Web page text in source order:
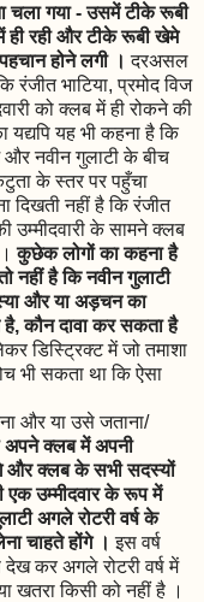
चला गया - उसमें टीके रूबी
ही रही और टीके रूबी खेमे
पहचान होने लगी ।दरअसल
भाटिया, प्रमोद विज
को क्लब में ही रोकने की
यह भी कहना है कि
और नवीन गुलाटी के बीच
के स्तर पर पहुँचा
दिखती नहीं है कि रंजीत
उम्मीदवारी के सामने क्लब
।कुछेक लोगों का कहना है
नहीं है कि नवीन गुलाटी
और या अड़चन का
है, कौन दावा कर सकता है
डिस्ट्रिक्ट में जो तमाशा
भी सकता था कि ऐसा
और या उसे जताना/
अपने क्लब में अपनी
और क्लब के सभी सदस्यों
एक उम्मीदवार के रूप में
अगले रोटरी वर्ष के
चाहते होंगे । इस वर्ष
कर अगले रोटरी वर्ष में
खतरा किसी को नहीं है ।